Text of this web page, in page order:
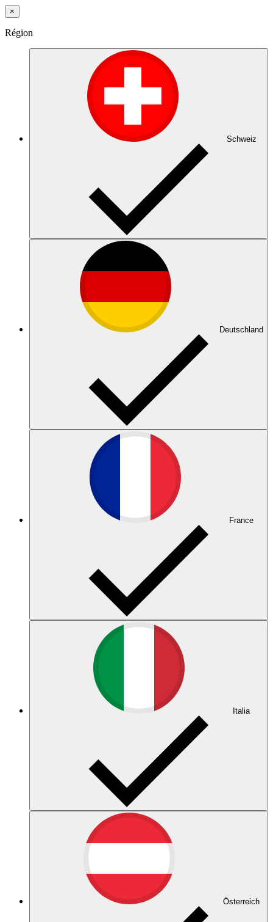
×
Région
Schweiz
Deutschland
France
Italia
Österreich